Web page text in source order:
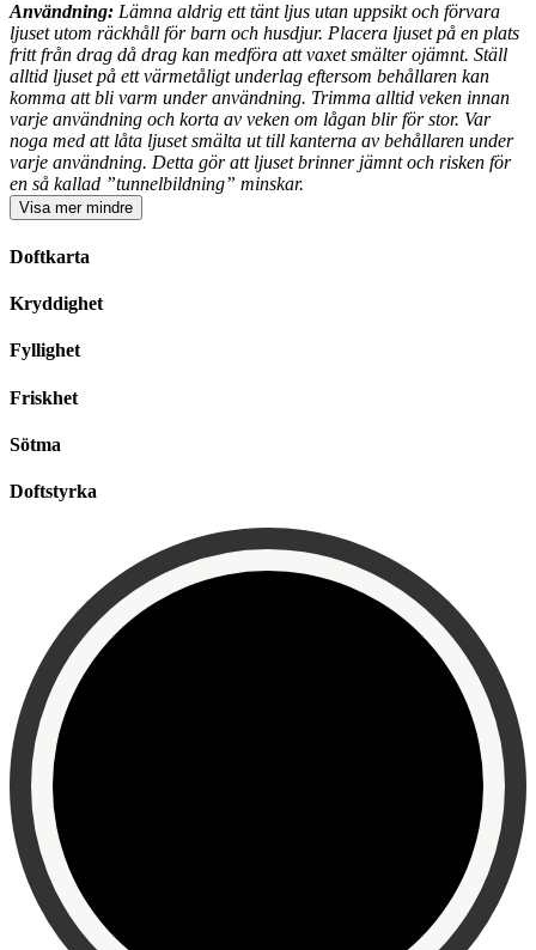
Användning: Lämna aldrig ett tänt ljus utan uppsikt och förvara
ljuset utom räckhåll för barn och husdjur. Placera ljuset på en plats
fritt från drag då drag kan medföra att vaxet smälter ojämnt. Ställ
alltid ljuset på ett värmetåligt underlag eftersom behållaren kan
komma att bli varm under användning. Trimma alltid veken innan
varje användning och korta av veken om lågan blir för stor. Var
noga med att låta ljuset smälta ut till kanterna av behållaren under
varje användning. Detta gör att ljuset brinner jämnt och risken för
en så kallad ”tunnelbildning” minskar.
Visa mer mindre
Doftkarta
Kryddighet
Fyllighet
Friskhet
Sötma
Doftstyrka